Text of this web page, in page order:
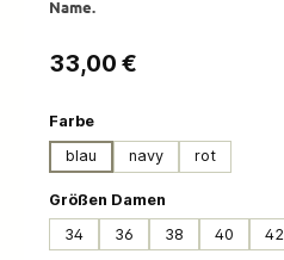
Name.
Regulärer Preis:
33,00 €
Farbeauswählen
blau
navy rot
Größen Damen
34
36 38 40 42